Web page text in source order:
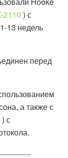
2110 ) с
13 недель
перед
а также с
) с